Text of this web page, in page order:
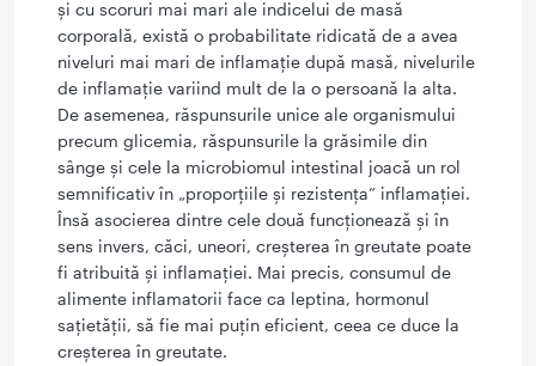
și cu scoruri mai mari ale indicelui de masă
corporală, există o probabilitate ridicată de a avea
niveluri mai mari de inflamație după masă, nivelurile
de inflamație variind mult de la o persoană la alta.
De asemenea, răspunsurile unice ale organismului
precum glicemia, răspunsurile la grăsimile din
sânge și cele la microbiomul intestinal joacă un rol
semnificativ în „proporțiile și rezistența” inflamației.
Însă asocierea dintre cele două funcționează și în
sens invers, căci, uneori, creșterea în greutate poate
fi atribuită și inflamației. Mai precis, consumul de
alimente inflamatorii face ca leptina, hormonul
sațietății, să fie mai puțin eficient, ceea ce duce la
creșterea în greutate.